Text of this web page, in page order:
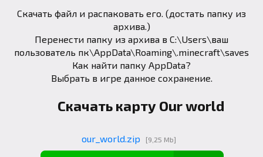
Скачать файл и распаковать его. (достать папку из
архива.)
Перенести папку из архива в C:\Users\ваш
пользователь пк\AppData\Roaming\.minecraft\saves
Как найти папку AppData?
Выбрать в игре данное сохранение.
Скачать карту Our world
our_world.zip [9,25 Mb]